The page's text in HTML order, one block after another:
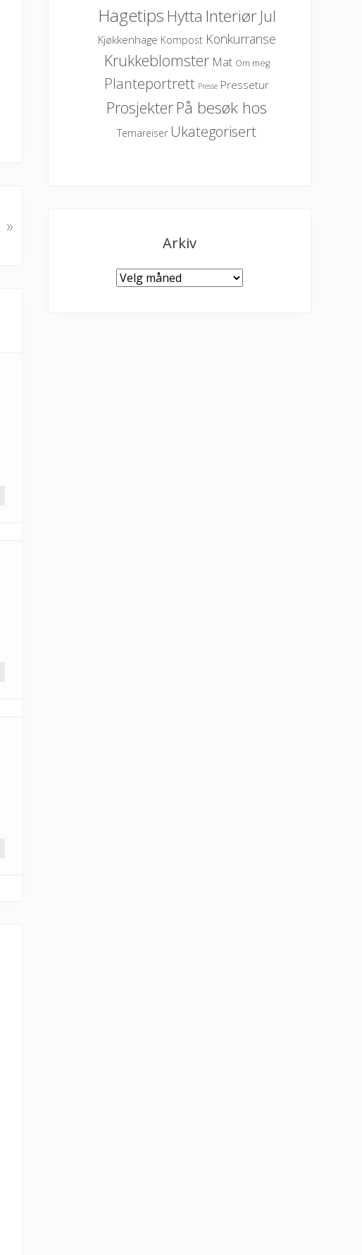
»
HagetipsHytta Interiør Jul
Kjøkkenhage Kompost Konkurranse
Krukkeblomster Mat Om meg
Planteportrett Presse Pressetur
ProsjekterPå besøk hos
Temareiser Ukategorisert
Arkiv
Arkiv